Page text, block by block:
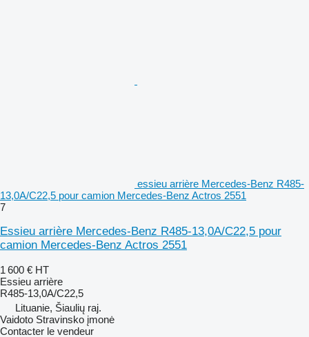
essieu arrière Mercedes-Benz R485-
13,0A/C22,5 pour camion Mercedes-Benz Actros 2551
7
Essieu arrière Mercedes-Benz R485-13,0A/C22,5 pour
camion Mercedes-Benz Actros 2551
1 600 € HT
Essieu arrière
R485-13,0A/C22,5
Lituanie, Šiaulių raj.
Vaidoto Stravinsko įmonė
Contacter le vendeur